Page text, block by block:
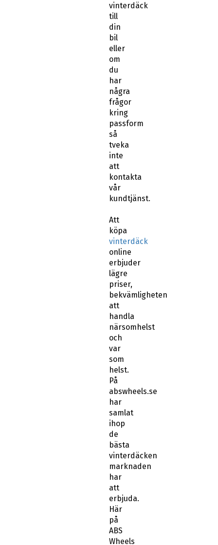
vinterdäck
till
din
bil
eller
om
du
har
några
frågor
kring
passform
så
tveka
inte
att
kontakta
vår
kundtjänst.
Att
köpa
vinterdäck
online
erbjuder
lägre
priser,
bekvämligheten
att
handla
närsomhelst
och
var
som
helst.
På
abswheels.se
har
samlat
ihop
de
bästa
vinterdäcken
marknaden
har
att
erbjuda.
Här
på
ABS
Wheels